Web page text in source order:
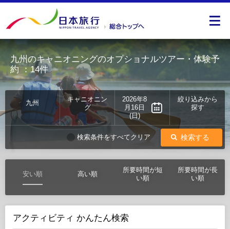
九州のキャニオニングのオプショナルツアー・体験予
約 ：14件
九州
キャニオニン
グ
2026年8
月16日
(日)
絞り込みから
探す
検索する
検索条件をすべてクリア
安い順 高い順
所要時間が短
い順
所要時間が長
い順
アクティビティ かんたん検索